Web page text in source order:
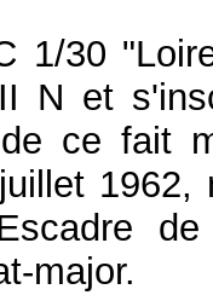
1/30
N et
ce fait
major.